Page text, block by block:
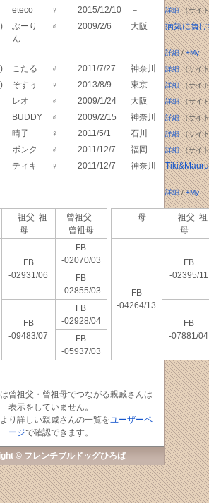
eteco ♀ 2015/12/10 － 詳細（サイ
ぶーり
ん
♂ 2009/2/6 大阪 病気に負
詳細/+My
こたる ♂ 2011/7/27 神奈川 詳細（サイ
そすぅ ♀ 2013/8/9 東京 詳細（サイ
レオ ♂ 2009/1/24 大阪 詳細（サイ
BUDDY ♂ 2009/2/15 神奈川 詳細（サイ
晴子 ♀ 2011/5/1 石川 詳細（サイ
ボンク ♂ 2011/12/7 福岡 詳細（サイ
ティキ ♀ 2011/12/7 神奈川
詳細/+My
祖父･祖
母
曾祖父･
曾祖母
FB
-02931/06
FB
-02070/03
FB
-02855/03
FB
-09483/07
FB
-02928/04
FB
-05937/03
母
祖父･祖
母
FB
-04264/13
FB
-02395/11
FB
-07881/04
曾祖父・曾祖母でつながる親戚さんは
表示をしていません。
り詳しい親戚さんの一覧をユーザーペ
ージで確認できます。
© フレンチブルドッグひろば